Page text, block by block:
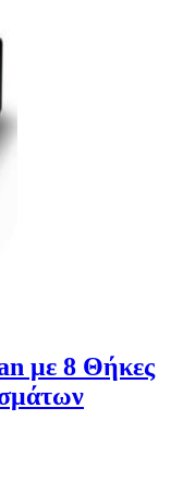
με 8 Θήκες